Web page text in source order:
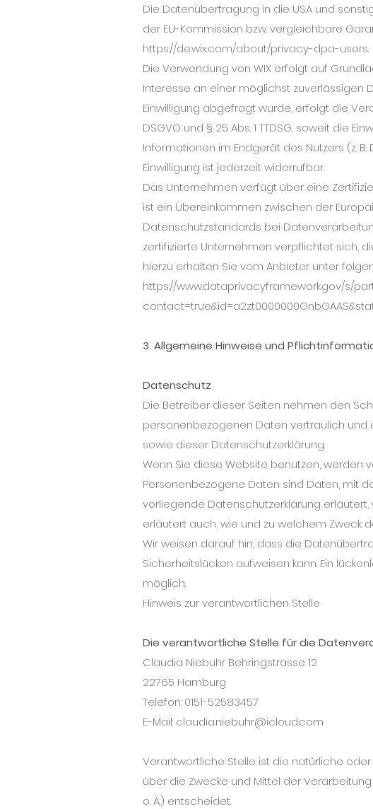
Die Datenübertragung in die USA und
der EU-Kommission bzw. vergleichbare
https://de.wix.com/about/privacy-dpa-users.
Die Verwendung von WIX erfolgt auf
Interesse an einer möglichst zuverlässigen
Einwilligung abgefragt wurde, erfolgt die
DSGVO und § 25 Abs. 1 TTDSG, soweit die
Informationen im Endgerät des Nutzers (z.
Einwilligung ist jederzeit widerrufbar.
Das Unternehmen verfügt über eine
ist ein Übereinkommen zwischen der
Datenschutzstandards bei
zertifizierte Unternehmen verpflichtet sich,
hierzu erhalten Sie vom Anbieter unter
https://www.dataprivacyframework.gov/s/
3. Allgemeine Hinweise und
Datenschutz
Die Betreiber dieser Seiten nehmen den
personenbezogenen Daten vertraulich
sowie dieser Datenschutzerklärung.
Wenn Sie diese Website benutzen,
Personenbezogene Daten sind Daten, mit
vorliegende Datenschutzerklärung
erläutert auch, wie und zu welchem Zweck
Wir weisen darauf hin, dass die
Sicherheitslücken aufweisen kann. Ein
möglich.
Hinweis zur verantwortlichen Stelle
Die verantwortliche Stelle für die
Claudia Niebuhr Behringstrasse 12
22765 Hamburg
Telefon: 0151-52583457
E-Mail: claudia.niebuhr@icloud.com
Verantwortliche Stelle ist die natürliche
über die Zwecke und Mittel der
o. Ä.) entscheidet.